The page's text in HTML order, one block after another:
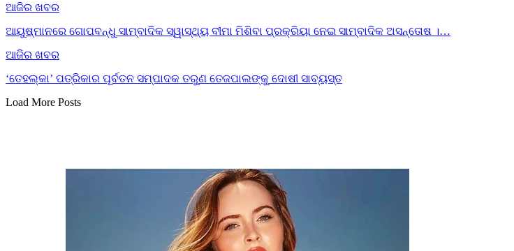
ଆଜିର ଖବର
ଆୟୁଷ୍ମାନରେ ଗୋପବନ୍ଧୁ ସାମ୍ବାଦିକ ସ୍ୱାସ୍ଥ୍ୟ ବୀମା ମିଶିବା ପ୍ରକ୍ରିୟା ନେଇ ସାମ୍ବାଦିକ ଅସନ୍ତୋଷ ।…
ଆଜିର ଖବର
‘ତେହଲ୍‌କା’ ପତ୍ରିକାର ପୂର୍ବତନ ସମ୍ପାଦକ ତରୁଣ ତେଜପାଲଙ୍କୁ ଦୋଷୀ ସାବ୍ୟସ୍ତ
Load More Posts